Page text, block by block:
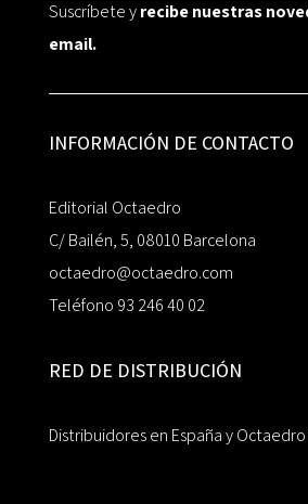
Suscríbete yrecibe nuestras
email.
INFORMACIÓN DE CONTACTO
Editorial Octaedro
C/ Bailén, 5, 08010 Barcelona
octaedro@octaedro.com
Teléfono 93 246 40 02
RED DE DISTRIBUCIÓN
Distribuidores en España y